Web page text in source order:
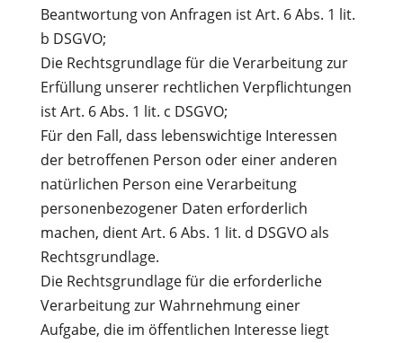
Beantwortung von Anfragen ist Art. 6 Abs. 1 lit.
b DSGVO;
Die Rechtsgrundlage für die Verarbeitung zur
Erfüllung unserer rechtlichen Verpflichtungen
ist Art. 6 Abs. 1 lit. c DSGVO;
Für den Fall, dass lebenswichtige Interessen
der betroffenen Person oder einer anderen
natürlichen Person eine Verarbeitung
personenbezogener Daten erforderlich
machen, dient Art. 6 Abs. 1 lit. d DSGVO als
Rechtsgrundlage.
Die Rechtsgrundlage für die erforderliche
Verarbeitung zur Wahrnehmung einer
Aufgabe, die im öffentlichen Interesse liegt